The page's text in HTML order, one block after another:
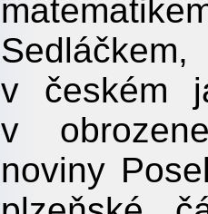
v českém
v
noviny